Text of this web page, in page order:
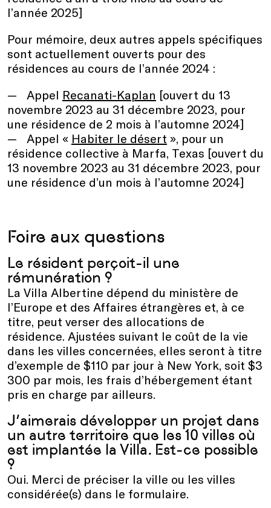
l’année 2025]
Pour mémoire, deux autres appels spécifiques
sont actuellement ouverts pour des
résidences au cours de l’année 2024 :
Appel Recanati-Kaplan [ouvert du 13
novembre 2023 au 31 décembre 2023, pour
une résidence de 2 mois à l’automne 2024]
Appel « Habiter le désert », pour un
résidence collective à Marfa, Texas [ouvert du
13 novembre 2023 au 31 décembre 2023, pour
une résidence d’un mois à l’automne 2024]
Foire aux questions
Le résident perçoit-il une
rémunération ?
La Villa Albertine dépend du ministère de
l’Europe et des Affaires étrangères et, à ce
titre, peut verser des allocations de
résidence. Ajustées suivant le coût de la vie
dans les villes concernées, elles seront à titre
d’exemple de $110 par jour à New York, soit $3
300 par mois, les frais d’hébergement étant
pris en charge par ailleurs.
J’aimerais développer un projet dans
un autre territoire que les 10 villes où
est implantée la Villa. Est-ce possible
?
Oui. Merci de préciser la ville ou les villes
considérée(s) dans le formulaire.